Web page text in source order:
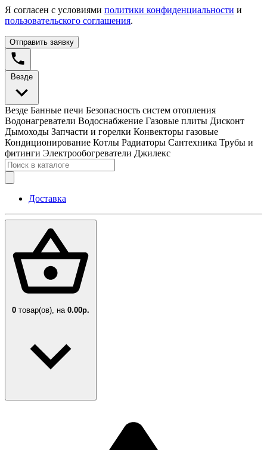
Я согласен с условиями политики конфиденциальности и
пользовательского соглашения.
Отправить заявку
Везде
Везде Банные печи Безопасность систем отопления
Водонагреватели Водоснабжение Газовые плиты Дисконт
Дымоходы Запчасти и горелки Конвекторы газовые
Кондиционирование Котлы Радиаторы Сантехника Трубы и
фитинги Электрообогреватели Джилекс
Доставка
0 товар(ов), на 0.00р.